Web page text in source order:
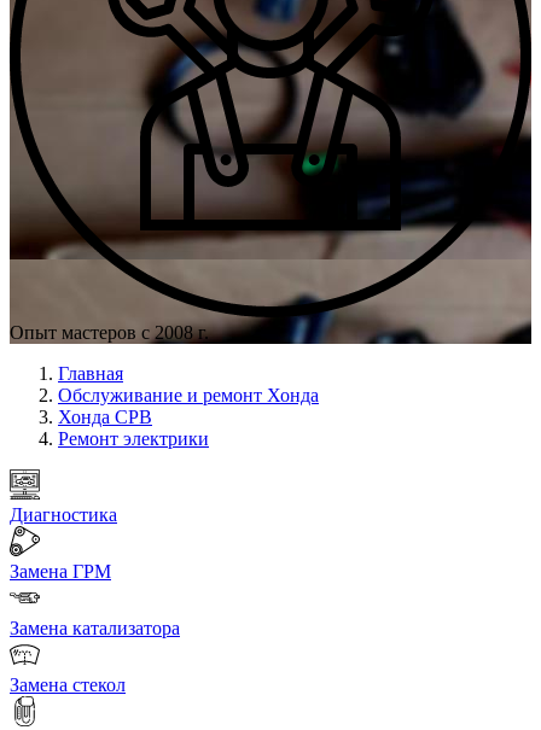
Опыт мастеров с 2008 г.
Главная
Обслуживание и ремонт Хонда
Хонда СРВ
Ремонт электрики
Диагностика
Замена ГРМ
Замена катализатора
Замена стекол